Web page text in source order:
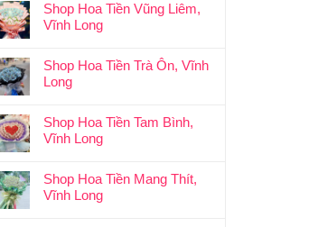
Shop Hoa Tiền Vũng Liêm,
Vĩnh Long
Shop Hoa Tiền Trà Ôn, Vĩnh
Long
Shop Hoa Tiền Tam Bình,
Vĩnh Long
Shop Hoa Tiền Mang Thít,
Vĩnh Long